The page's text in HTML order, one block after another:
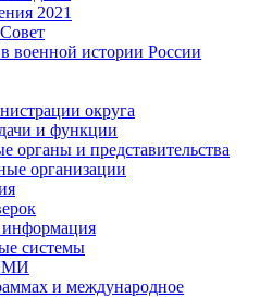
2021
военной истории России
округа
и функции
органы и представительства
организации
информация
системы
и международное